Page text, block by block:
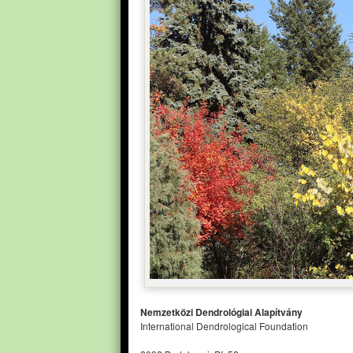
Nemzetközi Dendrológiai Alapítvány
International Dendrological Foundation